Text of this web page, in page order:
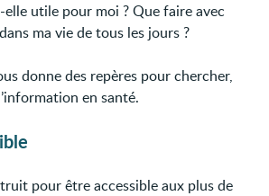
elle utile pour moi ? Que faire avec
ma vie de tous les jours ?
donne des repères pour chercher,
en santé.
pour être accessible aux plus de